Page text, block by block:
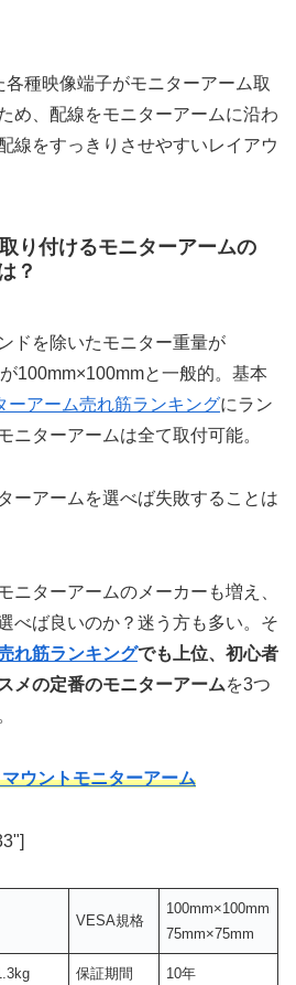
各種映像端子がモニターアーム取
め、配線をモニターアームに沿わ
線をすっきりさせやすいレイアウ
り付けるモニターアームの
？
ドを除いたモニター重量が
100mm×100mmと一般的。基本
ーアーム売れ筋ランキングにラン
ニターアームは全て取付可能。
ーアームを選べば失敗することは
ニターアームのメーカーも増え、
べば良いのか？迷う方も多い。そ
れ筋ランキングでも上位、初心者
メの定番のモニターアームを3つ
ウントモニターアーム
VESA規格
100mm×100mm
75mm×75mm
保証期間 10年